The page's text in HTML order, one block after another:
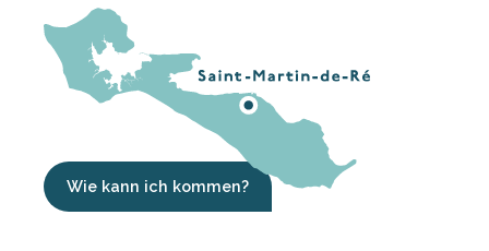
Wie kann ich kommen?